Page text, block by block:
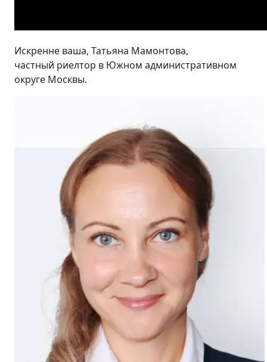
Искренне ваша, Татьяна Мамонтова,
частный риелтор в Южном административном
округе Москвы.